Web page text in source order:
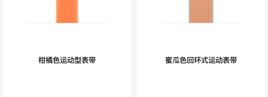
柑橘色运动型表带 蜜瓜色回环式运动表带